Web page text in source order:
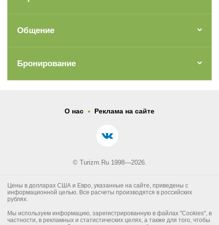
Общение
Бронирование
О нас . Реклама на сайте
© Turizm.Ru 1998—2026.
Цены в долларах США и Евро, указанные на сайте, приведены с
информационной целью. Все расчеты производятся в российских
рублях.
Мы используем информацию, зарегистрированную в файлах "Cookies", в
частности, в рекламных и статистических целях, а также для того, чтобы